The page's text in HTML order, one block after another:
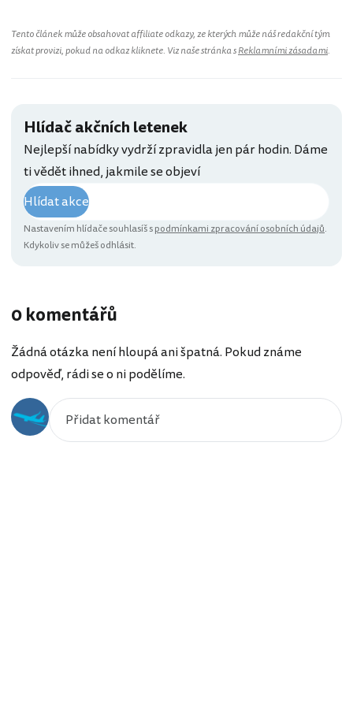
Tento článek může obsahovat affiliate odkazy, ze kterých může náš redakční tým
získat provizi, pokud na odkaz kliknete. Viz naše stránka sReklamními zásadami.
Hlídač akčních letenek
Nejlepší nabídky vydrží zpravidla jen pár hodin. Dáme
ti vědět ihned, jakmile se objeví
Hlídat akce
Nastavením hlídače souhlasíš spodmínkami zpracování osobních údajů.
Kdykoliv se můžeš odhlásit.
0 komentářů
Žádná otázka není hloupá ani špatná. Pokud známe
odpověď, rádi se o ni podělíme.